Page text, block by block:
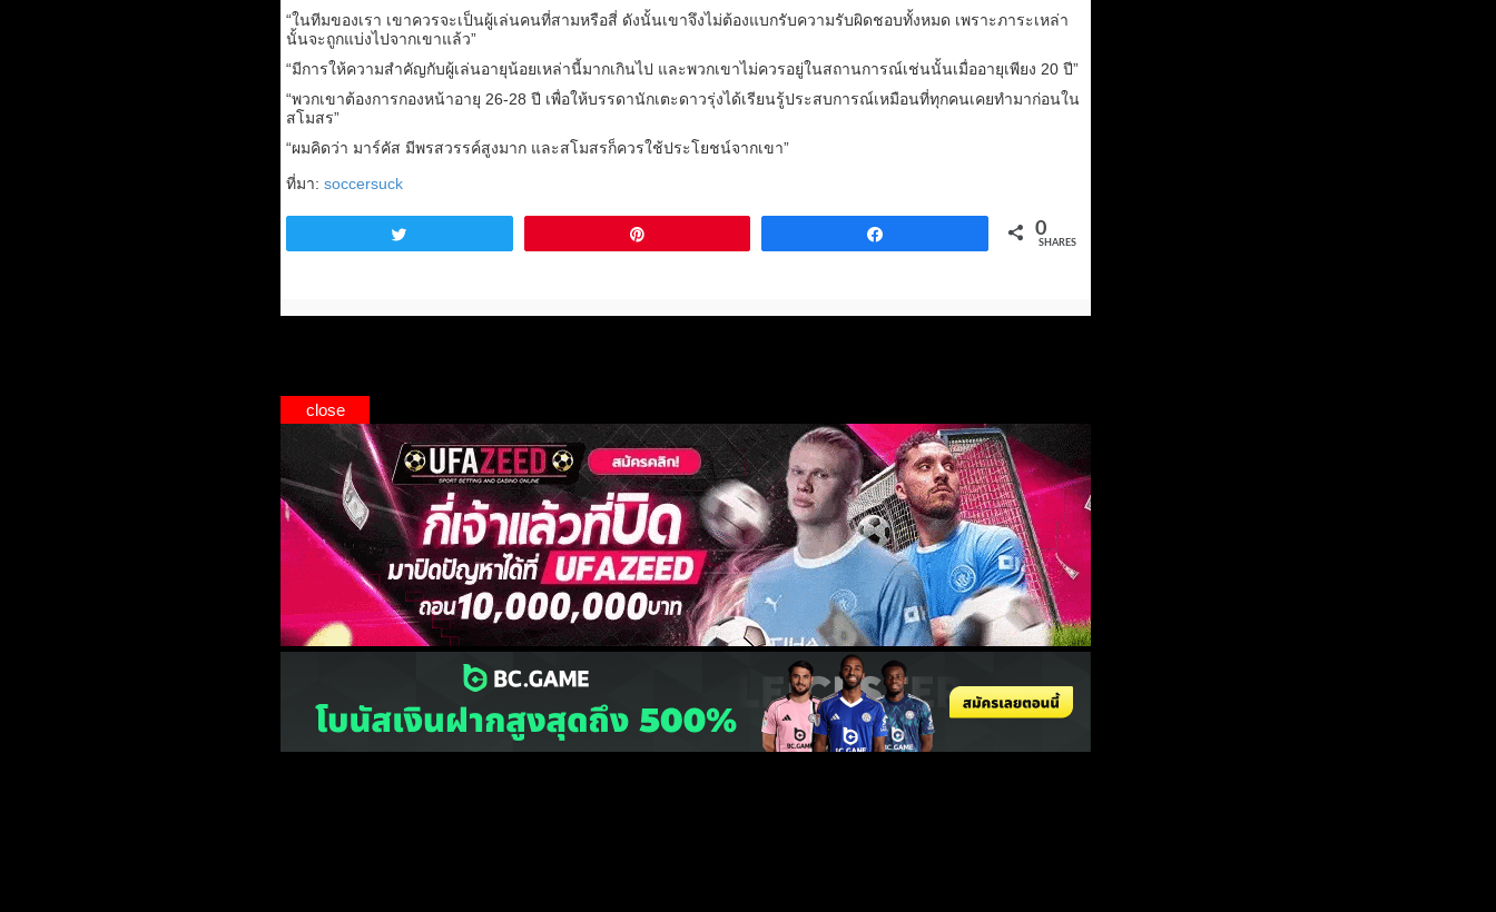
“ในทีมของเรา เขาควรจะเป็นผู้เล่นคนที่สามหรือสี่ ดังนั้นเขาจึงไม่ต้องแบกรับความรับผิดชอบทั้งหมด เพราะภาระเหล่า
นั้นจะถูกแบ่งไปจากเขาแล้ว”
“มีการให้ความสำคัญกับผู้เล่นอายุน้อยเหล่านี้มากเกินไป และพวกเขาไม่ควรอยู่ในสถานการณ์เช่นนั้นเมื่ออายุเพียง 20 ปี”
“พวกเขาต้องการกองหน้าอายุ 26-28 ปี เพื่อให้บรรดานักเตะดาวรุ่งได้เรียนรู้ประสบการณ์เหมือนที่ทุกคนเคยทำมาก่อนใน
สโมสร”
“ผมคิดว่า มาร์คัส มีพรสวรรค์สูงมาก และสโมสรก็ควรใช้ประโยชน์จากเขา”
ที่มา: soccersuck
0
SHARES
close